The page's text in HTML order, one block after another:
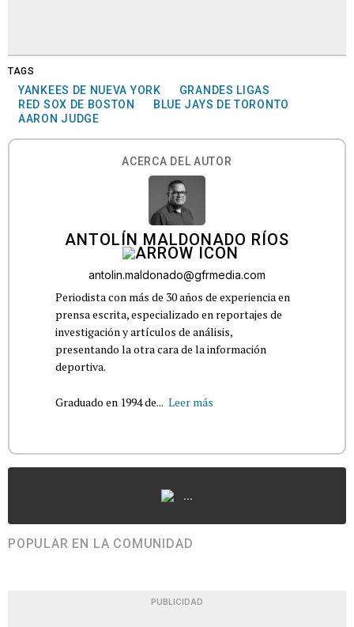
TAGS
YANKEES DE NUEVA YORK
GRANDES LIGAS
RED SOX DE BOSTON
BLUE JAYS DE TORONTO
AARON JUDGE
ACERCA DEL AUTOR
ANTOLÍN MALDONADO RÍOS
antolin.maldonado@gfrmedia.com
Periodista con más de 30 años de experiencia en
prensa escrita, especializado en reportajes de
investigación y artículos de análisis,
presentando la otra cara de la información
deportiva.
Graduado en 1994 de... Leer más
...
POPULAR EN LA COMUNIDAD
PUBLICIDAD